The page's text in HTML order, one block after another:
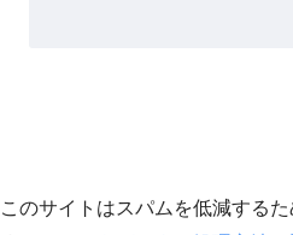
このサイトはスパムを低減する